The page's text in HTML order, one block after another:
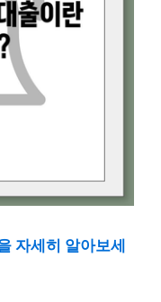
자세히 알아보세